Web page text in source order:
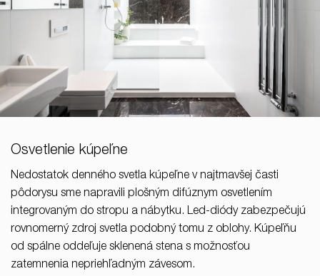
Osvetlenie kúpeľne
Nedostatok denného svetla kúpeľne v najtmavšej časti
pôdorysu sme napravili plošným difúznym osvetlením
integrovaným do stropu a nábytku. Led-diódy zabezpečujú
rovnomerný zdroj svetla podobný tomu z oblohy. Kúpeľňu
od spálne oddeľuje sklenená stena s možnosťou
zatemnenia nepriehľadným závesom.